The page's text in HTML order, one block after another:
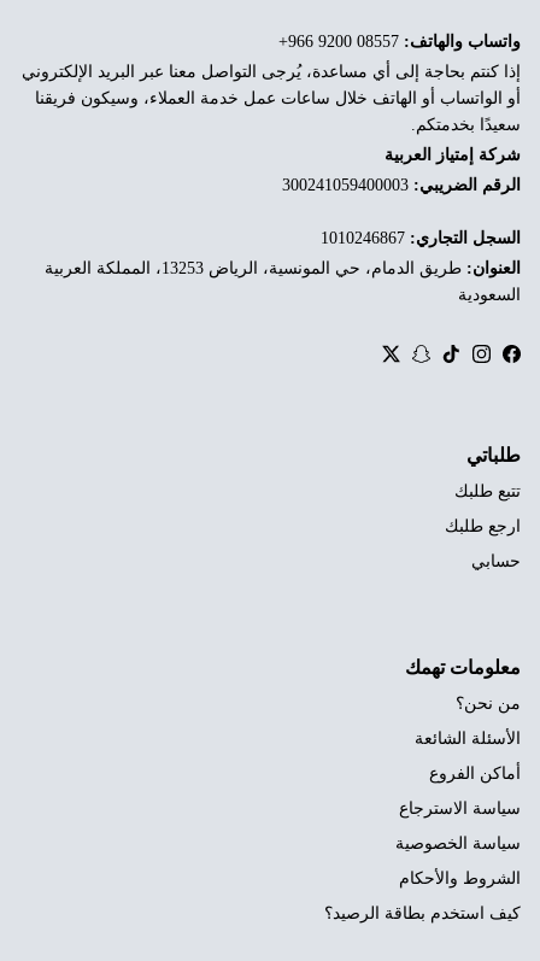
واتساب والهاتف:
إذا كنتم بحاجة إلى أي مساعدة، يُرجى التواصل معنا عبر البريد الإلكتروني
أو الواتساب أو الهاتف خلال ساعات عمل خدمة العملاء، وسيكون فريقنا
سعيدًا بخدمتكم.
شركة إمتياز العربية
الرقم الضريبي:
السجل التجاري:
العنوان:
طريق الدمام، حي المونسية، الرياض 13253، المملكة العربية
السعودية
Facebook
Instagram
TikTok
Snapchat
Twitter
طلباتي
تتبع طلبك
ارجع طلبك
حسابي
معلومات تهمك
من نحن؟
الأسئلة الشائعة
أماكن الفروع
سياسة الاسترجاع
سياسة الخصوصية
الشروط والأحكام
كيف استخدم بطاقة الرصيد؟